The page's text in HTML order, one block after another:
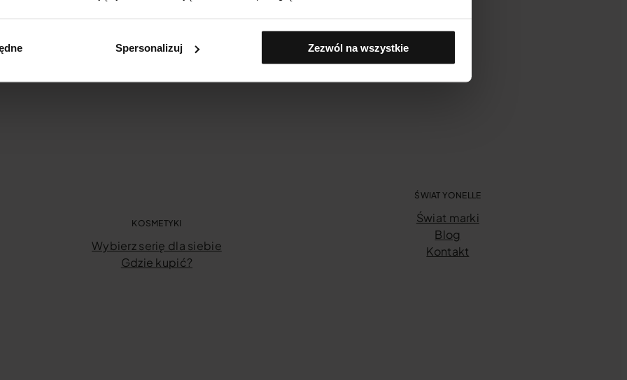
Spersonalizuj Zezwól na wszystkie
KOSMETYKI
Wybierz serię dla siebie
Gdzie kupić?
ŚWIAT YONELLE
Świat marki
Blog
Kontakt